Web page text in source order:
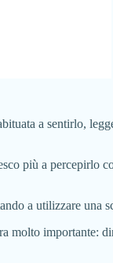
a sentirlo,
più a percepirlo
a utilizzare una
molto importante: